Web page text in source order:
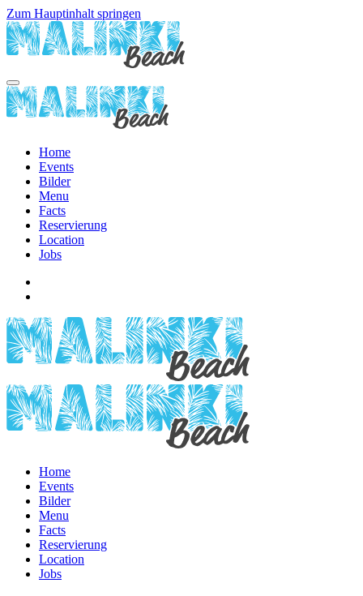
Zum Hauptinhalt springen
Home
Events
Bilder
Menu
Facts
Reservierung
Location
Jobs
Home
Events
Bilder
Menu
Facts
Reservierung
Location
Jobs